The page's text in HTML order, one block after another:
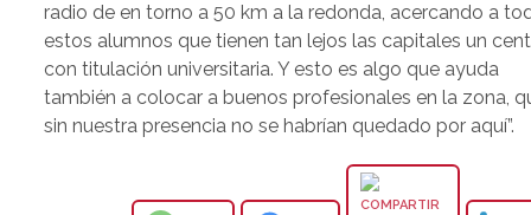
radio de en torno a 50 km a la redonda, acercando a
estos alumnos que tienen tan lejos las capitales un
con titulación universitaria. Y esto es algo que ayuda
también a colocar a buenos profesionales en la zona,
sin nuestra presencia no se habrían quedado por aquí”.